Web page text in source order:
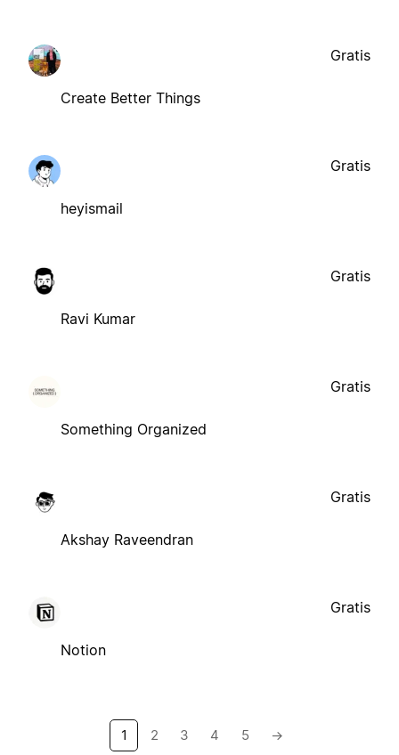
Create Better Things
Gratis
heyismail
Gratis
Ravi Kumar
Gratis
Something Organized
Gratis
Akshay Raveendran
Gratis
Notion
Gratis
1 2 3 4 5 →